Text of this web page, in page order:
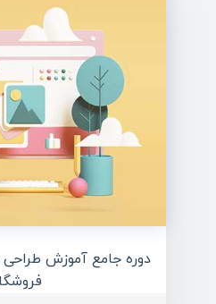
دوره جامع آموزش